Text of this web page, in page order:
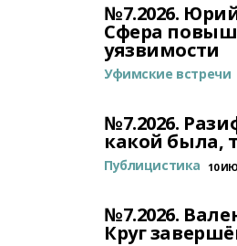
№7.2026.
Сфера
уязвимости
Уфимские встречи
№7.2026.
какой была,
Публицистика 10
№7.2026.
Круг